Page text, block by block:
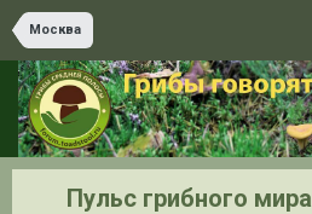
Москва
Пульс грибного мира